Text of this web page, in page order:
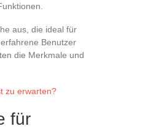
aus, die ideal für
Benutzer
die Merkmale und
zu erwarten?
für